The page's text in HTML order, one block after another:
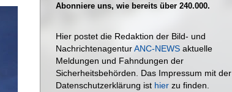
Abonniere uns, wie bereits über 240.000.
Hier postet die Redaktion der Bild- und
NachrichtenagenturANC-NEWS aktuelle
Meldungen und Fahndungen der
Sicherheitsbehörden. Das Impressum mit der
Datenschutzerklärung ist hier zu finden.